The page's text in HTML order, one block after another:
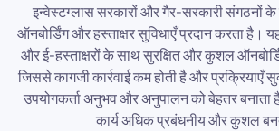
इन्वेस्टग्लास सरकारों और गैर-सरकारी संगठनों
ऑनबोर्डिंग और हस्ताक्षर सुविधाएँ प्रदान करता है।
और ई-हस्ताक्षरों के साथ सुरक्षित और कुशल
जिससे कागजी कार्रवाई कम होती है और प्रक्रियाएँ
उपयोगकर्ता अनुभव और अनुपालन को बेहतर
कार्य अधिक प्रबंधनीय और कुशल